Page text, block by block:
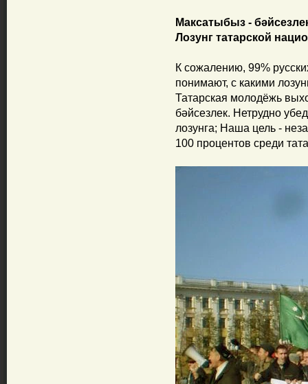
Максатыбыз -
Лозунг татарской
К сожалению, 99%
понимают, с какими
Татарская молодёжь
бәйсезлек. Нетрудно
лозунга; Наша цель -
100 процентов среди